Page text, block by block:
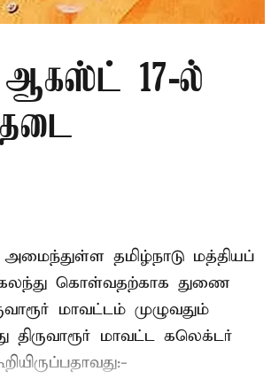
ஆகஸ்ட் 17-ல்
தடை
தமிழ்நாடு மத்தியப்
கலந்து கொள்வதற்காக துணை
மாவட்டம் முழுவதும்
திருவாரூர் மாவட்ட கலெக்டர்